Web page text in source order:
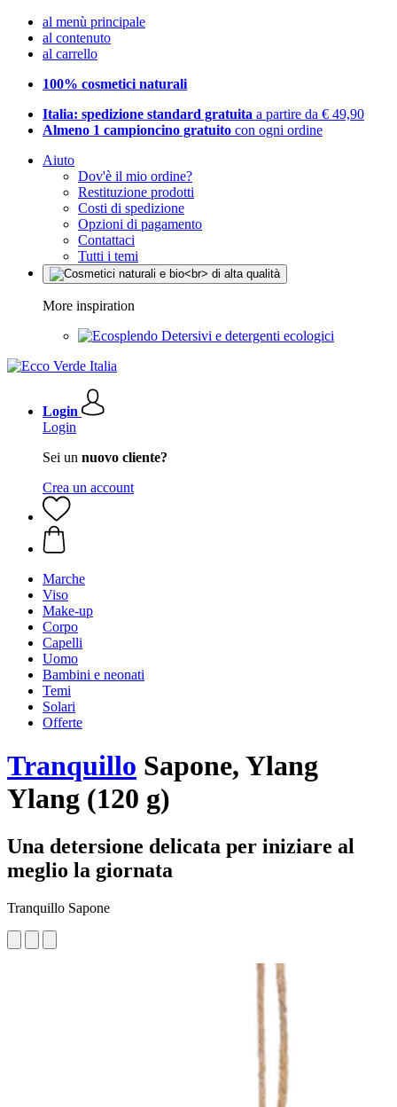
al menù principale
al contenuto
al carrello
100% cosmetici naturali
Italia: spedizione standard gratuita a partire da € 49,90
Almeno 1 campioncino gratuito con ogni ordine
Aiuto
Dov'è il mio ordine?
Restituzione prodotti
Costi di spedizione
Opzioni di pagamento
Contattaci
Tutti i temi
More inspiration
Detersivi e detergenti ecologici
Login
Login
Sei un nuovo cliente?
Crea un account
Marche
Viso
Make-up
Corpo
Capelli
Uomo
Bambini e neonati
Temi
Solari
Offerte
Tranquillo Sapone, Ylang
Ylang (120 g)
Una detersione delicata per iniziare al
meglio la giornata
Tranquillo Sapone